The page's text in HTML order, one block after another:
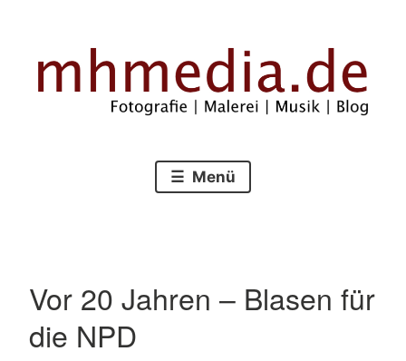
springen
mhmedia.de
Menü
Vor 20 Jahren – Blasen für
die NPD